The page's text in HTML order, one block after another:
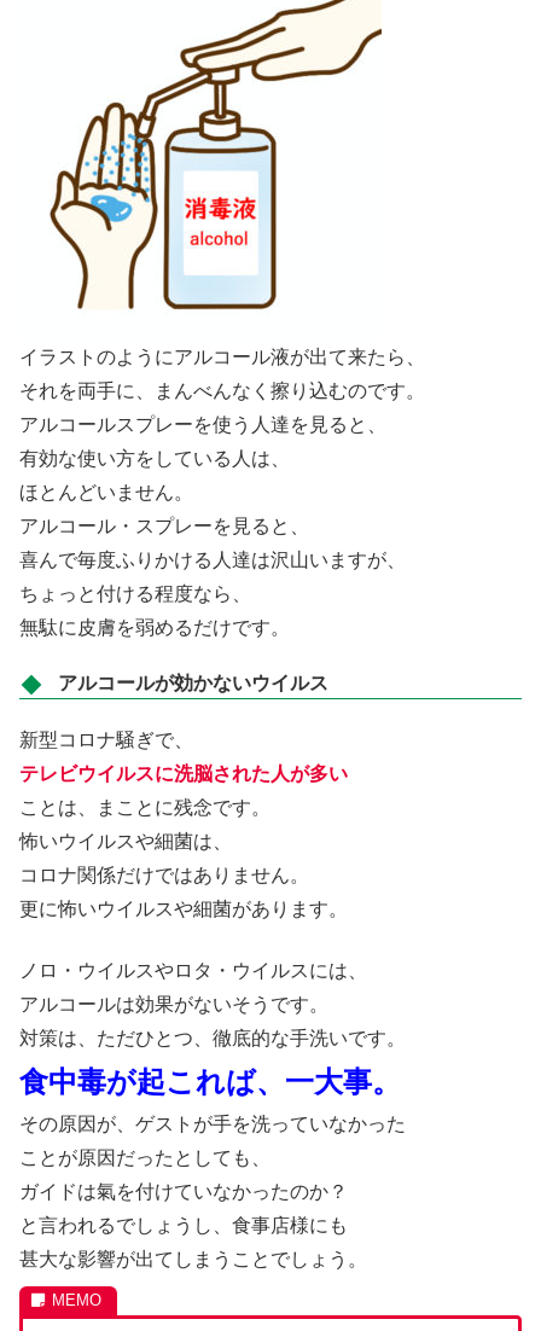
イラストのようにアルコール液が出て来たら、
それを両手に、まんべんなく擦り込むのです。
アルコールスプレーを使う人達を見ると、
有効な使い方をしている人は、
ほとんどいません。
アルコール・スプレーを見ると、
喜んで毎度ふりかける人達は沢山いますが、
ちょっと付ける程度なら、
無駄に皮膚を弱めるだけです。
アルコールが効かないウイルス
新型コロナ騒ぎで、
テレビウイルスに洗脳された人が多い
ことは、まことに残念です。
怖いウイルスや細菌は、
コロナ関係だけではありません。
更に怖いウイルスや細菌があります。
ノロ・ウイルスやロタ・ウイルスには、
アルコールは効果がないそうです。
対策は、ただひとつ、徹底的な手洗いです。
食中毒が起これば、一大事。
その原因が、ゲストが手を洗っていなかった
ことが原因だったとしても、
ガイドは氣を付けていなかったのか？
と言われるでしょうし、食事店様にも
甚大な影響が出てしまうことでしょう。